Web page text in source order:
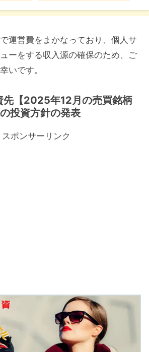
運営費をまかなっており、個人サ
ーをする収入源の確保のため、ご
いです。
先【2025年12月の売買銘柄
投資方針の発表
スポンサーリンク